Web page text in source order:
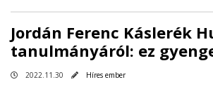
Jordán Ferenc Káslerék
tanulmányáról: ez
2022.11.30 Híres ember